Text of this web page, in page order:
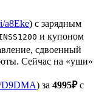
a8Eke) с зарядным
и купоном
сдвоенный
Сейчас на «уши»
D9DMA) за 4995₽с